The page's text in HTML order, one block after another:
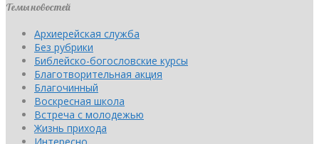
Темы новостей
Архиерейская служба
Без рубрики
Библейско-богословские курсы
Благотворительная акция
Благочинный
Воскресная школа
Встреча с молодежью
Жизнь прихода